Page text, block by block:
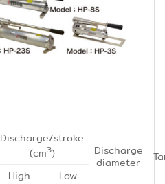
Discharge/stroke
(cm3) Discharge
diameter
High
Low